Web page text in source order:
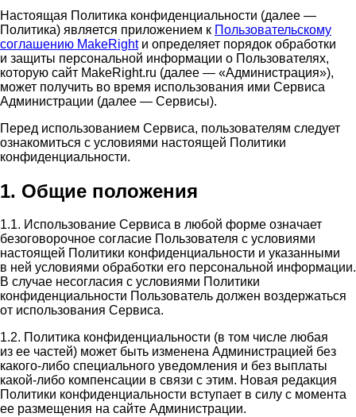
Настоящая Политика конфиденциальности (далее —
Политика) является приложением к Пользовательскому
соглашению MakeRightи определяет порядок обработки
и защиты персональной информации о Пользователях,
которую сайт MakeRight.ru (далее — «Администрация»),
может получить во время использования ими Cервиса
Администрации (далее — Сервисы).
Перед использованием Сервиса, пользователям следует
ознакомиться с условиями настоящей Политики
конфиденциальности.
1. Общие положения
1.1. Использование Сервиса в любой форме означает
безоговорочное согласие Пользователя с условиями
настоящей Политики конфиденциальности и указанными
в ней условиями обработки его персональной информации.
В случае несогласия с условиями Политики
конфиденциальности Пользователь должен воздержаться
от использования Сервиса.
1.2. Политика конфиденциальности (в том числе любая
из ее частей) может быть изменена Администрацией без
какого-либо специального уведомления и без выплаты
какой-либо компенсации в связи с этим. Новая редакция
Политики конфиденциальности вступает в силу с момента
ее размещения на сайте Администрации.